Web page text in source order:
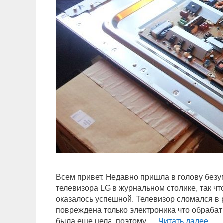
Всем привет. Недавно пришла в голову
телевизора LG в журнальном столике, так
оказалось успешной. Телевизор сломался в
повреждена только электроника что
была еще цела, поэтому … Читать далее